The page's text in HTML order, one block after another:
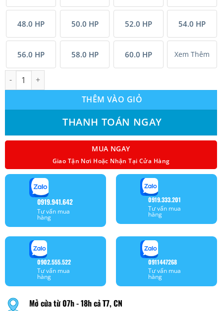
48.0 HP 50.0 HP 52.0 HP 54.0 HP
56.0 HP 58.0 HP 60.0 HP Xem Thêm
Tổ hợp Máy lạnh VRV Tiêu chuẩn Mitsubishi Heavy inverter
THÊM VÀO GIỎ
THANH TOÁN NGAY
MUA NGAY
Giao Tận Nơi Hoặc Nhận Tại Cửa Hàng
0919.941.642
Tư vấn mua
hàng
0919.333.201
Tư vấn mua
hàng
0902.555.522
Tư vấn mua
hàng
0911447268
Tư vấn mua
hàng
Mở cửa từ 07h - 18h cả T7, CN